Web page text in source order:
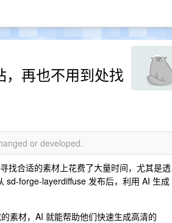
，再也不用到处找
or developed.
找合适的素材上花费了大量时间，尤其是透
sd-forge-layerdiffuse 发布后，利用 AI 生成
素材，AI 就能帮助他们快速生成高清的